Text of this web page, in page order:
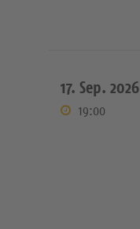
17. Sep. 2026
19:00